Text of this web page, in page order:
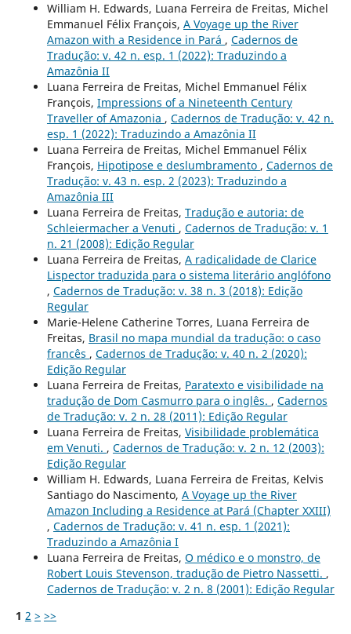
William H. Edwards, Luana Ferreira de Freitas, Michel
Emmanuel Félix François, A Voyage up the River
Amazon with a Residence in Pará , Cadernos de
Tradução: v. 42 n. esp. 1 (2022): Traduzindo a
Amazônia II
Luana Ferreira de Freitas, Michel Emmanuel Félix
François, Impressions of a Nineteenth Century
Traveller of Amazonia , Cadernos de Tradução: v. 42 n.
esp. 1 (2022): Traduzindo a Amazônia II
Luana Ferreira de Freitas, Michel Emmanuel Félix
François, Hipotipose e deslumbramento , Cadernos de
Tradução: v. 43 n. esp. 2 (2023): Traduzindo a
Amazônia III
Luana Ferreira de Freitas, Tradução e autoria: de
Schleiermacher a Venuti , Cadernos de Tradução: v. 1
n. 21 (2008): Edição Regular
Luana Ferreira de Freitas, A radicalidade de Clarice
Lispector traduzida para o sistema literário anglófono
, Cadernos de Tradução: v. 38 n. 3 (2018): Edição
Regular
Marie-Helene Catherine Torres, Luana Ferreira de
Freitas, Brasil no mapa mundial da tradução: o caso
francês , Cadernos de Tradução: v. 40 n. 2 (2020):
Edição Regular
Luana Ferreira de Freitas, Paratexto e visibilidade na
tradução de Dom Casmurro para o inglês. , Cadernos
de Tradução: v. 2 n. 28 (2011): Edição Regular
Luana Ferreira de Freitas, Visibilidade problemática
em Venuti. , Cadernos de Tradução: v. 2 n. 12 (2003):
Edição Regular
William H. Edwards, Luana Ferreira de Freitas, Kelvis
Santiago do Nascimento, A Voyage up the River
Amazon Including a Residence at Pará (Chapter XXIII)
, Cadernos de Tradução: v. 41 n. esp. 1 (2021):
Traduzindo a Amazônia I
Luana Ferreira de Freitas, O médico e o monstro, de
Robert Louis Stevenson, tradução de Pietro Nassetti. ,
Cadernos de Tradução: v. 2 n. 8 (2001): Edição Regular
1 2 > >>